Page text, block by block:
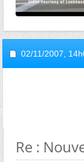
02/11/2007,
Re :